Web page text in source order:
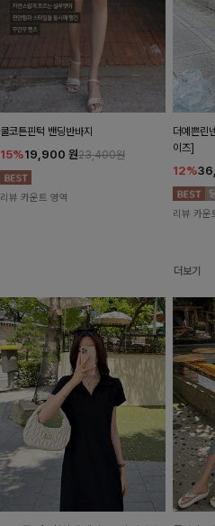
쿨코튼핀턱 밴딩반바지
15%19,900 원23,400원
리뷰 카운트 영역
더예쁜린
이즈]
12%
리뷰 카운
더보기